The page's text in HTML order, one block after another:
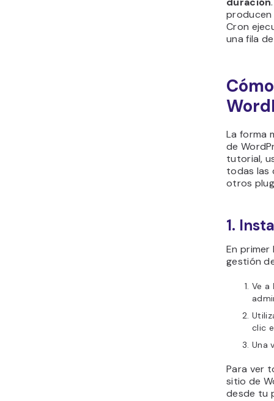
producen
Cron
una fila
La forma
de
tutorial,
todas las
otros
1.
En
gestión
Ve a
clic
Una
Para ver
sitio de
desde tu